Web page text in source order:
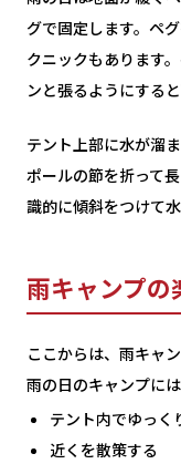
グで固定します。ペ
クニックもあります
ンと張るようにする
テント上部に水が溜
ポールの節を折って
識的に傾斜をつけて
雨キャンプの
ここからは、雨キャ
雨の日のキャンプに
テント内でゆっく
近くを散策する